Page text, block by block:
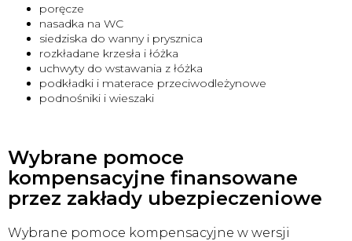
poręcze
nasadka na WC
siedziska do wanny i prysznica
rozkładane krzesła i łóżka
uchwyty do wstawania z łóżka
podkładki i materace przeciwodleżynowe
podnośniki i wieszaki
Wybrane pomoce
kompensacyjne finansowane
przez zakłady ubezpieczeniowe
Wybrane pomoce kompensacyjne w wersji